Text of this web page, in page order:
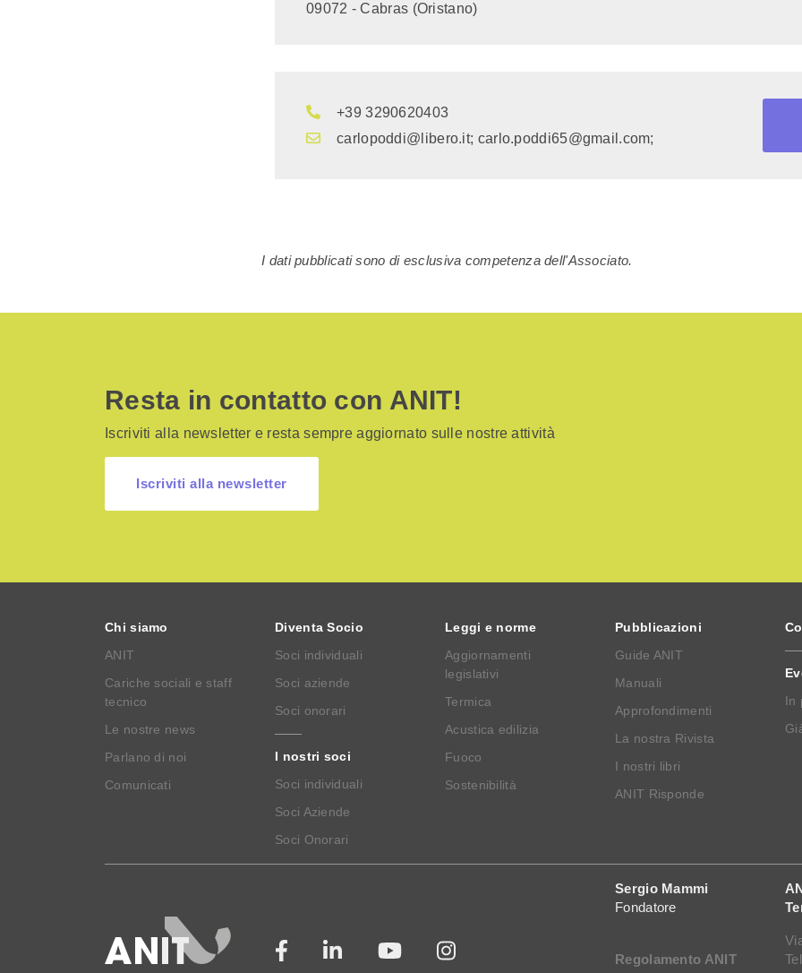
09072 - Cabras (Oristano)
+39 3290620403
carlopoddi@libero.it; carlo.poddi65@gmail.com;
I dati pubblicati sono di esclusiva competenza dell'Associato.
Resta in contatto con ANIT!
Iscriviti alla newsletter e resta sempre aggiornato sulle nostre attività
Iscriviti alla newsletter
Chi siamo
ANIT
Cariche sociali e staff
tecnico
Le nostre news
Parlano di noi
Comunicati
Diventa Socio
Soci individuali
Soci aziende
Soci onorari
I nostri soci
Soci individuali
Soci Aziende
Soci Onorari
Leggi e norme
Aggiornamenti
legislativi
Termica
Acustica edilizia
Fuoco
Sostenibilità
Pubblicazioni
Guide ANIT
Manuali
Approfondimenti
La nostra Rivista
I nostri libri
ANIT Risponde
In
Sergio Mammi
Fondatore
Regolamento ANIT